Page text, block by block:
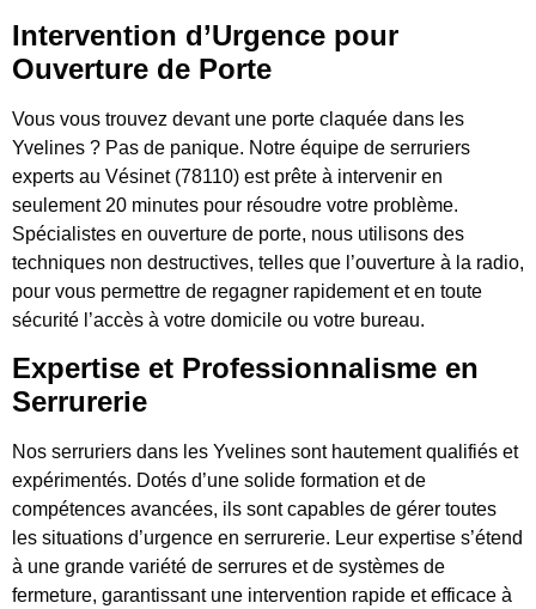
Intervention d’Urgence pour
Ouverture de Porte
Vous vous trouvez devant une porte claquée dans les
Yvelines ? Pas de panique. Notre équipe de serruriers
experts au Vésinet (78110) est prête à intervenir en
seulement 20 minutes pour résoudre votre problème.
Spécialistes en ouverture de porte, nous utilisons des
techniques non destructives, telles que l’ouverture à la radio,
pour vous permettre de regagner rapidement et en toute
sécurité l’accès à votre domicile ou votre bureau.
Expertise et Professionnalisme en
Serrurerie
Nos serruriers dans les Yvelines sont hautement qualifiés et
expérimentés. Dotés d’une solide formation et de
compétences avancées, ils sont capables de gérer toutes
les situations d’urgence en serrurerie. Leur expertise s’étend
à une grande variété de serrures et de systèmes de
fermeture, garantissant une intervention rapide et efficace à